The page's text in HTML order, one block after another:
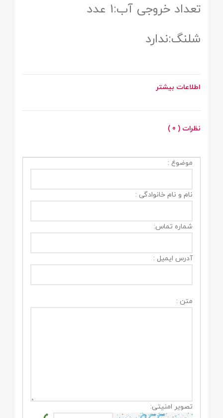
تعداد خروجی آب:1 عدد
شلنگ:ندارد
اطلاعات بیشتر
نظرات ( 0 )
موضوع :
نام و نام خانوادگی :
شماره تماس:
آدرس ایمیل :
متن :
تصویر امنیتی: